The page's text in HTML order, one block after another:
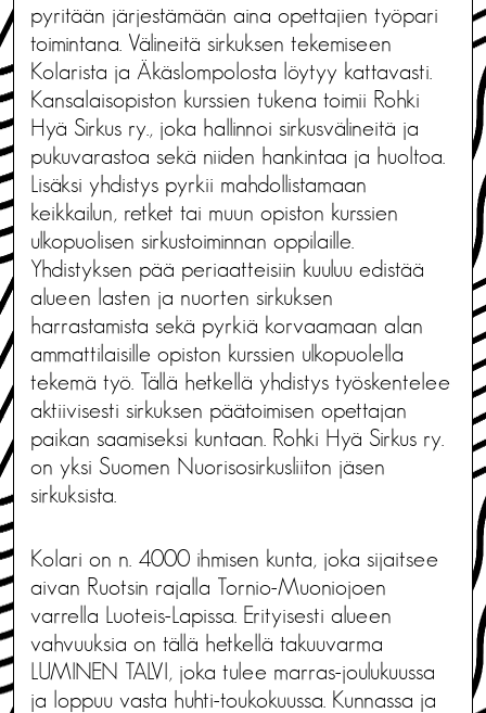
pyritään järjestämään aina opettajien työpari
toimintana. Välineitä sirkuksen tekemiseen
Kolarista ja Äkäslompolosta löytyy kattavasti.
Kansalaisopiston kurssien tukena toimii Rohki
Hyä Sirkus ry., joka hallinnoi sirkusvälineitä ja
pukuvarastoa sekä niiden hankintaa ja huoltoa.
Lisäksi yhdistys pyrkii mahdollistamaan
keikkailun, retket tai muun opiston kurssien
ulkopuolisen sirkustoiminnan oppilaille.
Yhdistyksen pää periaatteisiin kuuluu edistää
alueen lasten ja nuorten sirkuksen
harrastamista sekä pyrkiä korvaamaan alan
ammattilaisille opiston kurssien ulkopuolella
tekemä työ. Tällä hetkellä yhdistys työskentelee
aktiivisesti sirkuksen päätoimisen opettajan
paikan saamiseksi kuntaan. Rohki Hyä Sirkus ry.
on yksi Suomen Nuorisosirkusliiton jäsen
sirkuksista.
Kolari on n. 4000 ihmisen kunta, joka sijaitsee
aivan Ruotsin rajalla Tornio-Muoniojoen
varrella Luoteis-Lapissa. Erityisesti alueen
vahvuuksia on tällä hetkellä takuuvarma
LUMINEN TALVI, joka tulee marras-joulukuussa
ja loppuu vasta huhti-toukokuussa. Kunnassa ja